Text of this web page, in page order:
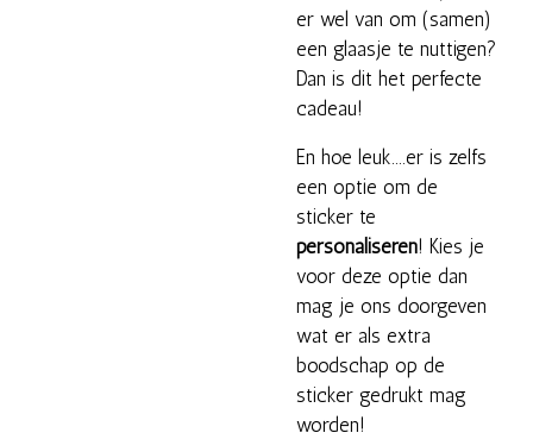
er wel van om (samen)
een glaasje te nuttigen?
Dan is dit het perfecte
cadeau!
En hoe leuk....er is zelfs
een optie om de
sticker te
personaliseren! Kies je
voor deze optie dan
mag je ons doorgeven
wat er als extra
boodschap op de
sticker gedrukt mag
worden!